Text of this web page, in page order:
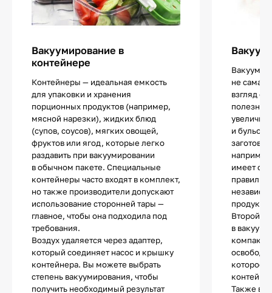
Вакуумирование в
контейнере
Контейнеры — идеальная емкость
для упаковки и хранения
порционных продуктов (например,
мясной нарезки), жидких блюд
(супов, соусов), мягких овощей,
фруктов или ягод, которые легко
раздавить при вакуумировании
в обычном пакете. Специальные
контейнеры часто входят в комплект,
но также производители допускают
использование сторонней тары —
главное, чтобы она подходила под
требования.
Воздух удаляется через адаптер,
который соединяет насос и крышку
контейнера. Вы можете выбрать
степень вакуумирования, чтобы
получить необходимый результат
не самая
взгляд
и
имеет
продукта.
Второй
в
которое
Также в